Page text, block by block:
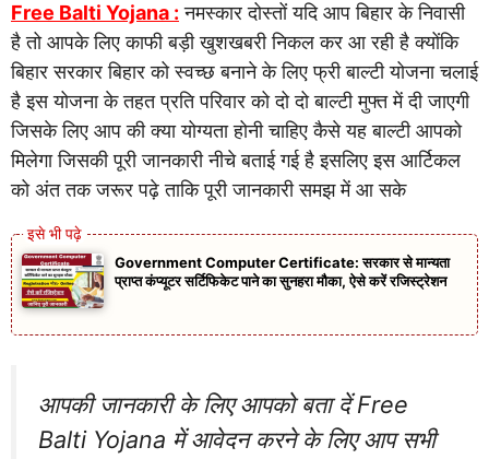
Free Balti Yojana : नमस्कार दोस्तों यदि आप बिहार के निवासी
है तो आपके लिए काफी बड़ी खुशखबरी निकल कर आ रही है क्योंकि
बिहार सरकार बिहार को स्वच्छ बनाने के लिए फ्री बाल्टी योजना चलाई
है इस योजना के तहत प्रति परिवार को दो दो बाल्टी मुफ्त में दी जाएगी
जिसके लिए आप की क्या योग्यता होनी चाहिए कैसे यह बाल्टी आपको
मिलेगा जिसकी पूरी जानकारी नीचे बताई गई है इसलिए इस आर्टिकल
को अंत तक जरूर पढ़े ताकि पूरी जानकारी समझ में आ सके
Government Computer Certificate: सरकार से मान्यता
प्राप्त कंप्यूटर सर्टिफिकेट पाने का सुनहरा मौका, ऐसे करें रजिस्ट्रेशन
आपकी जानकारी के लिए आपको बता दें Free
Balti Yojana में आवेदन करने के लिए आप सभी